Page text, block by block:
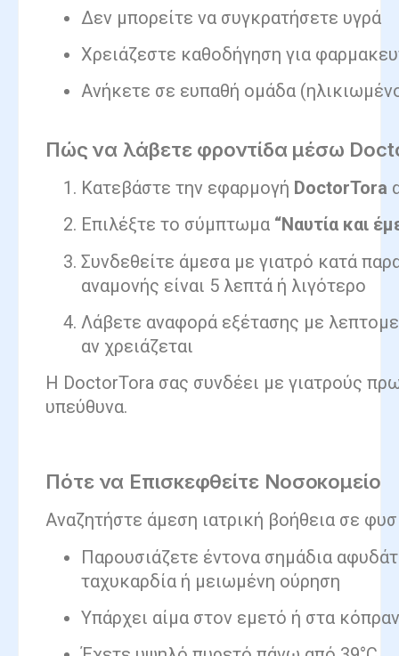
Δεν μπορείτε να συγκρατήσετε υγρά
Χρειάζεστε καθοδήγηση για
Ανήκετε σε ευπαθή ομάδα
Πώς να λάβετε φροντίδα μέσω
Κατεβάστε την εφαρμογή DoctorTora
Επιλέξτε το σύμπτωμα “Ναυτία και
Συνδεθείτε άμεσα με γιατρό κατά
αναμονής είναι 5 λεπτά ή λιγότερο
Λάβετε αναφορά εξέτασης με
αν χρειάζεται
Η DoctorTora σας συνδέει με γιατρούς
υπεύθυνα.
Πότε να Επισκεφθείτε Νοσοκομείο
Αναζητήστε άμεση ιατρική βοήθεια σε
Παρουσιάζετε έντονα σημάδια
ταχυκαρδία ή μειωμένη ούρηση
Υπάρχει αίμα στον εμετό ή στα